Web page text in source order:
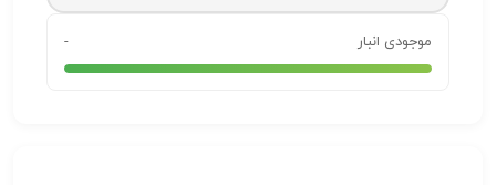
موجودی انبار -